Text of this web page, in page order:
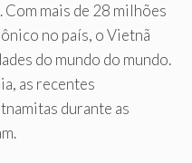
Com mais de 28 milhões
no país, o Vietnã
do mundo do mundo.
as recentes
durante as